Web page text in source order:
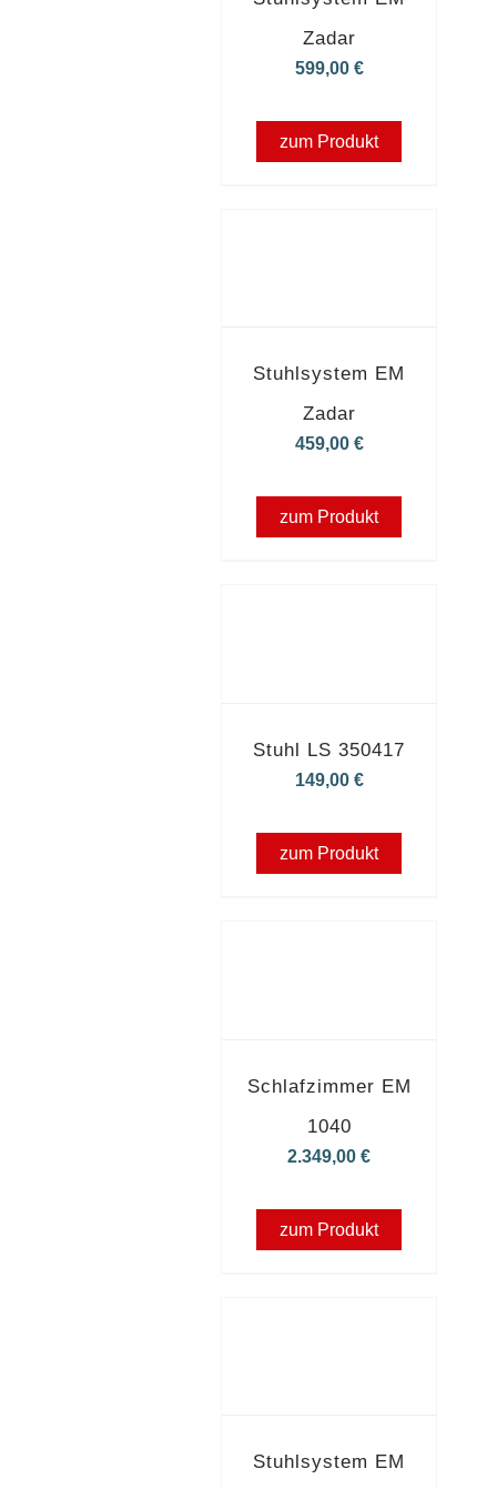
Zadar
599,00 €
zum Produkt
Stuhlsystem EM
Zadar
459,00 €
zum Produkt
Stuhl LS 350417
149,00 €
zum Produkt
Schlafzimmer EM
1040
2.349,00€
zum Produkt
Stuhlsystem EM